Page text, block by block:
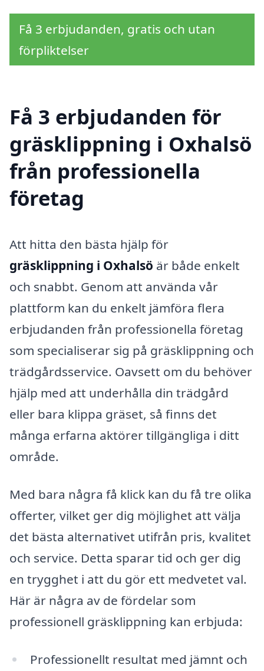
Få 3 erbjudanden, gratis och utan
förpliktelser
Få 3 erbjudanden för
gräsklippning i Oxhalsö
från professionella
företag
Att hitta den bästa hjälp för
gräsklippning i Oxhalsö är både enkelt
och snabbt. Genom att använda vår
plattform kan du enkelt jämföra flera
erbjudanden från professionella företag
som specialiserar sig på gräsklippning och
trädgårdsservice. Oavsett om du behöver
hjälp med att underhålla din trädgård
eller bara klippa gräset, så finns det
många erfarna aktörer tillgängliga i ditt
område.
Med bara några få klick kan du få tre olika
offerter, vilket ger dig möjlighet att välja
det bästa alternativet utifrån pris, kvalitet
och service. Detta sparar tid och ger dig
en trygghet i att du gör ett medvetet val.
Här är några av de fördelar som
professionell gräsklippning kan erbjuda:
Professionellt resultat med jämnt och